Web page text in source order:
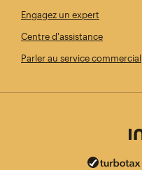
Engagez un expert
Centre d'assistance
Parler au service commercial